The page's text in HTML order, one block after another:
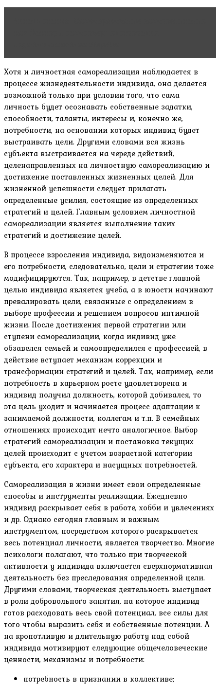
Хотя и личностная самореализация наблюдается в
процессе жизнедеятельности индивида, она делается
возможной только при условии того, что сама
личность будет осознавать собственные задатки,
способности, таланты, интересы и, конечно же,
потребности, на основании которых индивид будет
выстраивать цели. Другими словами вся жизнь
субъекта выстраивается на череде действий,
целенаправленных на личностную самореализацию и
достижение поставленных жизненных целей. Для
жизненной успешности следует прилагать
определенные усилия, состоящие из определенных
стратегий и целей. Главным условием личностной
самореализации является выполнение таких
стратегий и достижение целей.
В процессе взросления индивида, видоизменяются и
его потребности, следовательно, цели и стратегии тоже
модифицируются. Так, например, в детстве главной
целью индивида является учеба, а в юности начинают
превалировать цели, связанные с определением в
выборе профессии и решением вопросов интимной
жизни. После достижения первой стратегии или
ступени самореализации, когда индивид уже
обзавелся семьей и самоопределился с профессией, в
действие вступает механизм коррекции и
трансформации стратегий и целей. Так, например, если
потребность в карьерном росте удовлетворена и
индивид получил должность, которой добивался, то
эта цель уходит и начинается процесс адаптации к
занимаемой должности, коллегам и т.п. В семейных
отношениях происходит нечто аналогичное. Выбор
стратегий самореализации и постановка текущих
целей происходит с учетом возрастной категории
субъекта, его характера и насущных потребностей.
Самореализация в жизни имеет свои определенные
способы и инструменты реализации. Ежедневно
индивид раскрывает себя в работе, хобби и увлечениях
и др. Однако сегодня главным и важным
инструментом, посредством которого раскрывается
весь потенциал личности, является творчество. Многие
психологи полагают, что только при творческой
активности у индивида включается сверхнормативная
деятельность без преследования определенной цели.
Другими словами, творческая деятельность выступает
в роли добровольного занятия, на которое индивид
готов расходовать весь свой потенциал, все силы для
того чтобы выразить себя и собственные потенции. А
на кропотливую и длительную работу над собой
индивида мотивируют следующие общечеловеческие
ценности, механизмы и потребности:
потребность в признании в коллективе;